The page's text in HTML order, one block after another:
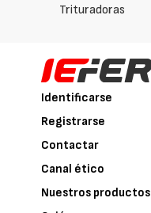
Trituradoras
Identificarse
Registrarse
Contactar
Canal ético
Nuestros productos